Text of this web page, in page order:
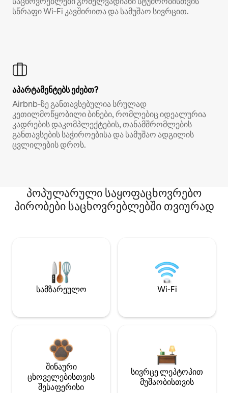
სწრაფი Wi‑Fi კავშირითა და სამუშაო სივრცით.
აპარტამენტებს ეძებთ?
Airbnb‑ზე განთავსებულია სრულად
კეთილმოწყობილი ბინები, რომლებიც იდეალურია
კადრების დაკომპლექტების, თანამშრომლების
განთავსების საჭიროებისა და სამუშაო ადგილის
ცვლილების დროს.
პოპულარული საყოფაცხოვრებო
პირობები საცხოვრებლებში თვიურად
სამზარეულო Wi-Fi
შინაური
ცხოველებისთვის
შესაფერისი
სივრცე ლეპტოპით
მუშაობისთვის